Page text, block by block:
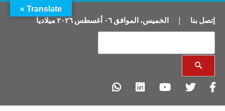
إتصل بنا | الخميس، الموافق٠٦ أغسطس ٢٠٢٦ميلاديا
Translate »